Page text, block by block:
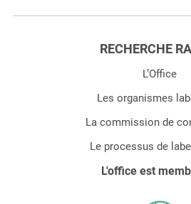
RECHERCHE
L’Office
Les organismes
La commission de
Le processus de
L'office est